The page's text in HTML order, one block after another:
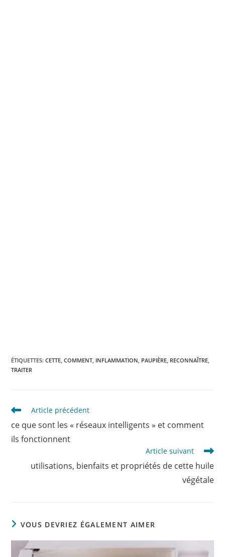
ÉTIQUETTES:CETTE COMMENT INFLAMMATION PAUPIÈRE RECONNAÎTRE
TRAITER
Read
articles
Article précédent
ce que sont les « réseaux intelligents » et comment
ils fonctionnent
Article suivant
utilisations, bienfaits et propriétés de cette huile
végétale
VOUS DEVRIEZ ÉGALEMENT AIMER